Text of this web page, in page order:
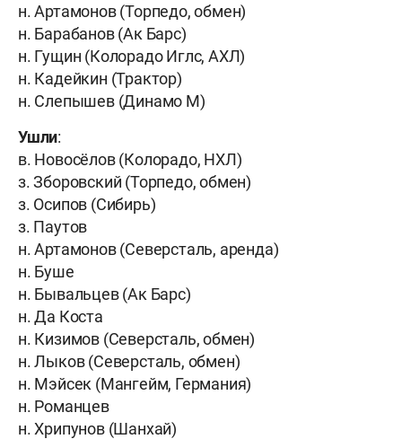
н. Артамонов (Торпедо, обмен)
н. Барабанов (Ак Барс)
н. Гущин (Колорадо Иглс, АХЛ)
н. Кадейкин (Трактор)
н. Слепышев (Динамо М)
Ушли:
в. Новосёлов (Колорадо, НХЛ)
з. Зборовский (Торпедо, обмен)
з. Осипов (Сибирь)
з. Паутов
н. Артамонов (Северсталь, аренда)
н. Буше
н. Бывальцев (Ак Барс)
н. Да Коста
н. Кизимов (Северсталь, обмен)
н. Лыков (Северсталь, обмен)
н. Мэйсек (Мангейм, Германия)
н. Романцев
н. Хрипунов (Шанхай)